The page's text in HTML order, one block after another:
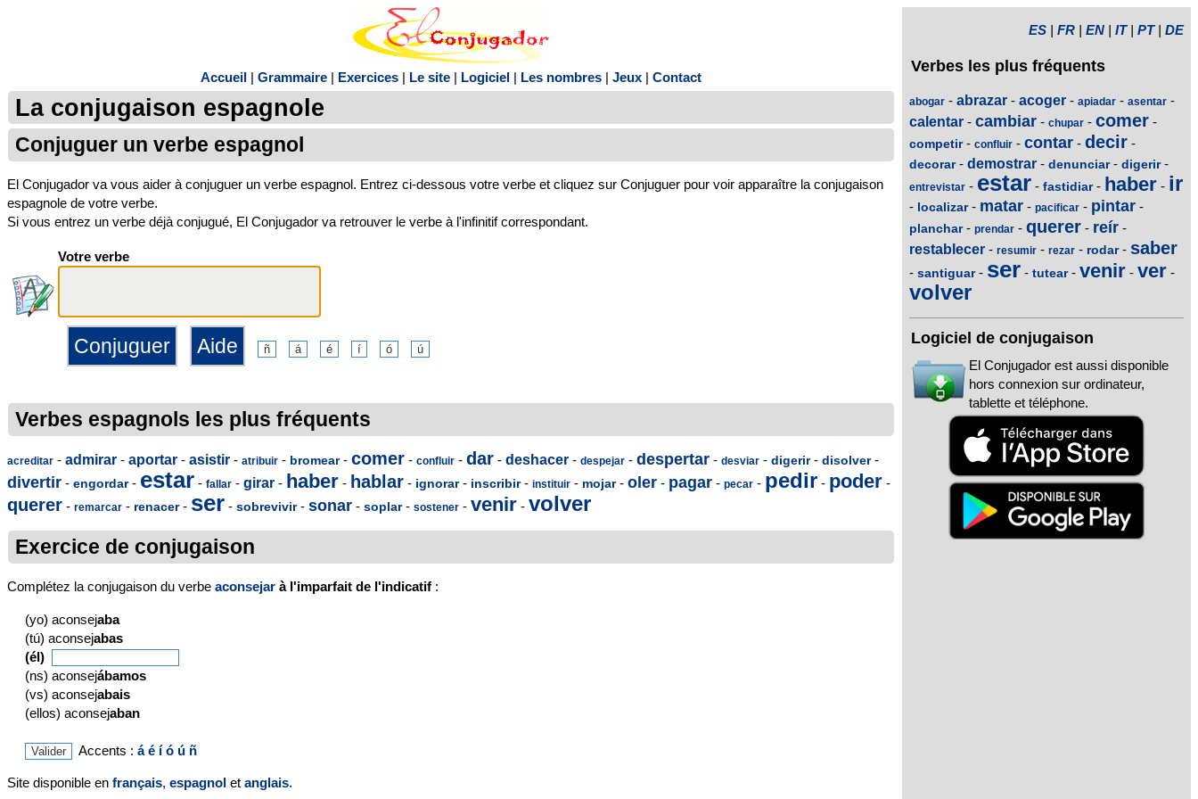
Accueil | Grammaire | Exercices | Le site | Logiciel | Les nombres | Jeux | Contact
La conjugaison espagnole
Conjuguer un verbe espagnol
El Conjugador va vous aider à conjuguer un verbe espagnol. Entrez ci-dessous votre verbe et cliquez sur Conjuguer pour voir apparaître la conjugaison
espagnole de votre verbe.
Si vous entrez un verbe déjà conjugué, El Conjugador va retrouver le verbe à l'infinitif correspondant.
Votre verbe
Verbes espagnols les plus fréquents
acreditar - admirar - aportar - asistir - atribuir - bromear- comer - confluir - dar - deshacer - despejar - despertar - desviar - digerir- disolver-
divertir - engordar- estar - fallar - girar - haber - hablar - ignorar- inscribir- instituir - mojar- oler - pagar - pecar - pedir - poder -
querer - remarcar - renacer- ser - sobrevivir- sonar - soplar- sostener - venir - volver
Exercice de conjugaison
Complétez la conjugaison du verbe aconsejar à l'imparfait de l'indicatif :
(yo) aconsejaba
(tú) aconsejabas
(él)
(ns) aconsejábamos
(vs) aconsejabais
(ellos) aconsejaban
Accents : á é í ó ú ñ
Site disponible en français, espagnol et anglais.
ES | FR | EN | IT| PT| DE
Verbes les plus fréquents
abogar - abrazar - acoger - apiadar - asentar -
calentar - cambiar - chupar - comer -
competir- confluir - contar - decir -
decorar- demostrar - denunciar- digerir-
entrevistar - estar - fastidiar- haber - ir
- localizar- matar - pacificar - pintar -
planchar- prendar - querer - reír -
restablecer - resumir - rezar - rodar- saber
- santiguar- ser - tutear- venir - ver -
volver
Logiciel de conjugaison
El Conjugador est aussi disponible
hors connexion sur ordinateur,
tablette et téléphone.